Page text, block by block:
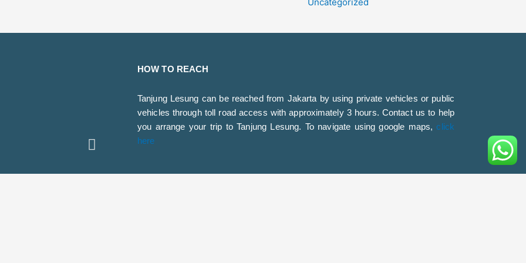
Next
HOW TO REACH
Tanjung Lesung can be reached from Jakarta by using private vehicles or public
vehicles through toll road access with approximately 3 hours. Contact us to help
you arrange your trip to Tanjung Lesung. To navigate using google maps, click
here